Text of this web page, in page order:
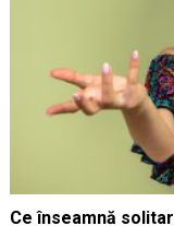
Ce înseamnă solitar